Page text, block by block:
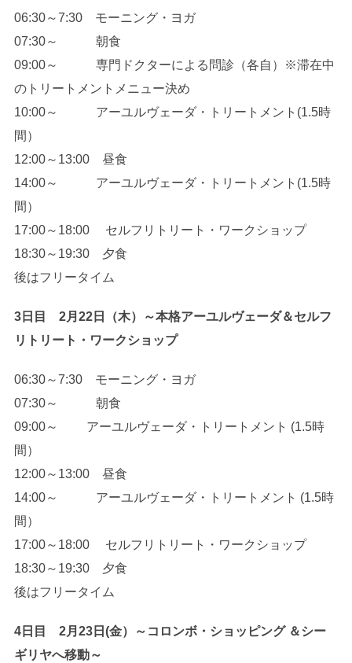
06:30～7:30 モーニング・ヨガ
07:30～ 朝食
09:00～ 専門ドクターによる問診（各自）※滞在中
のトリートメントメニュー決め
10:00～ アーユルヴェーダ・トリートメント(1.5時
間）
12:00～13:00 昼食
14:00～ アーユルヴェーダ・トリートメント(1.5時
間）
17:00～18:00 セルフリトリート・ワークショップ
18:30～19:30 夕食
後はフリータイム
3日目 2月22日（木）～本格アーユルヴェーダ＆セルフ
リトリート・ワークショップ
06:30～7:30 モーニング・ヨガ
07:30～ 朝食
09:00～ アーユルヴェーダ・トリートメント (1.5時
間）
12:00～13:00 昼食
14:00～ アーユルヴェーダ・トリートメント (1.5時
間）
17:00～18:00 セルフリトリート・ワークショップ
18:30～19:30 夕食
後はフリータイム
4日目 2月23日(金）～コロンボ・ショッピング ＆シー
ギリヤへ移動～